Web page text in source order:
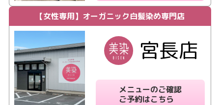
【女性専用】 オーガニック白髪染め専門店
宮長店
メニューのご確認
ご予約はこちら